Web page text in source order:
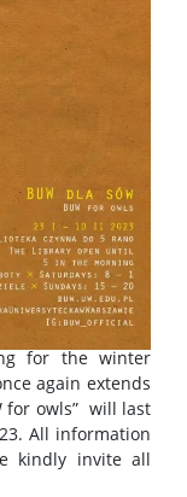
for the winter
again extends
for owls” will last
All information
kindly invite all